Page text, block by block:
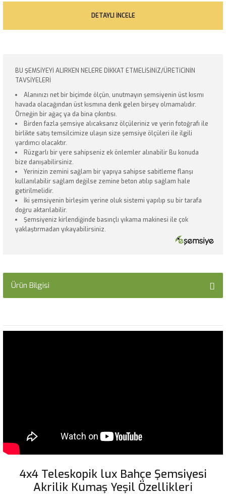
DETAYLI İNCELE
BU ŞEMSİYEYİ ALIRKEN NELERE DİKKAT ETMELİSİNİZ/ÜRETİCİNİN
TAVSİYELERİ
Alanınızı net bir biçimde ölçün, unutmayın şemsiyenin üst kısmı
havada olacağından üst kısmına denk gelen birşey olmamalıdır.
Örneğin bir ağaç ya da bina çıkıntısı.
Birden fazla şemsiye alıcaksanız ölçüleriniz ve yerin fotoğrafı ile
birlikte satış temsilcimize ulaşın size şemsiye ölçüleri ile ilgili
yardımcı olacaktır.
Rüzgarlı bir yere sahipseniz ek önlemler alınabilir Bu konuda
bize danışabilirsiniz.
Yerinizin zemini sağlam bir yapıya sahipse sabitleme flanşı
kullanılabilir sağlam değilse zemine beton atılıp sağlam hale
getirilmelidir.
İki şemsiyenin birleşim yerine oluk sistemi yapılıp su bir tarafa
doğru aktarılabilir.
Şemsiyeniz kirlendiğinde basınçlı yıkama makinesi ile çok
yaklaştırmadan yıkayabilirsiniz.
Ürün Bilgisi
4x4 Teleskopik lux Bahçe Şemsiyesi
Akrilik Kumaş Yeşil Özellikleri